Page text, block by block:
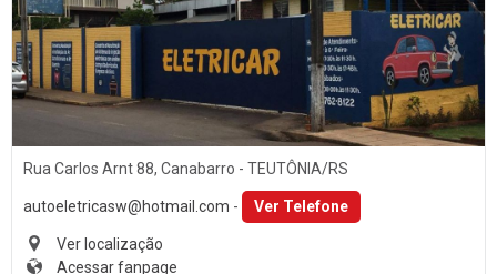
PORTO ALEGRE (1)
SANTA CLARA DO SUL (1)
SANTA CRUZ DO SUL (15)
TEUTÔNIA (14)
VENÂNCIO AIRES (16)
Som
Baterias
Películas
Acessórios
Ar Condicionado
Engate de Reboques
Martelinho de Ouro
Rua Carlos Arnt 88, Canabarro - TEUTÔNIA/RS
autoeletricasw@hotmail.com - Ver Telefone
Ver localização
Acessar fanpage